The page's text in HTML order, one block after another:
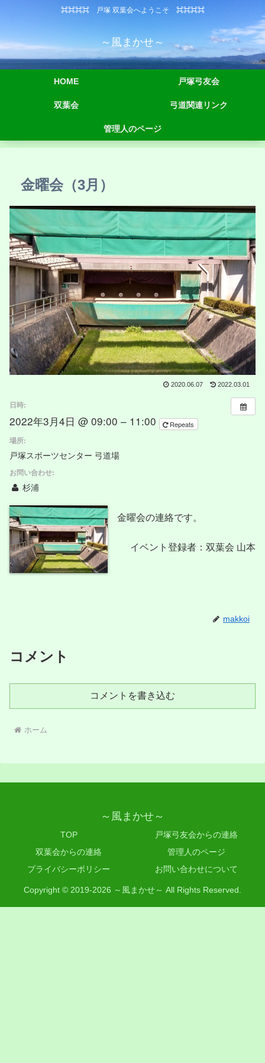
⌘⌘⌘⌘ 戸塚 双葉会へようこそ ⌘⌘⌘⌘
～風まかせ～
HOME 戸塚弓友会
双葉会 弓道関連リンク
管理人のページ
金曜会（3月）
2020.06.07 2022.03.01
日時:
2022年3月4日 @ 09:00 – 11:00 Repeats
場所:
戸塚スポーツセンター 弓道場
お問い合わせ:
杉浦
金曜会の連絡です。
イベント登録者：双葉会 山本
makkoi
コメント
コメントを書き込む
ホーム
～風まかせ～
TOP
戸塚弓友会からの連絡
双葉会からの連絡
管理人のページ
プライバシーポリシー
お問い合わせについて
Copyright © 2019-2026 ～風まかせ～ All Rights Reserved.